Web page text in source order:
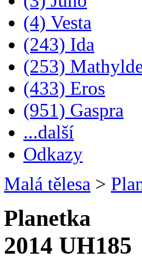
(4) Vesta
(243) Ida
(253)
(433) Eros
(951) Gaspra
...další
Odkazy
Malá tělesa >
Planetka
2014 UH185